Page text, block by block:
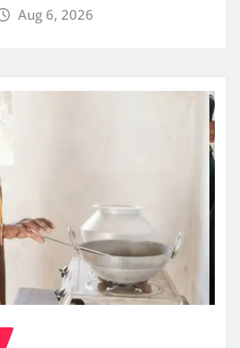
Aug 6, 2026